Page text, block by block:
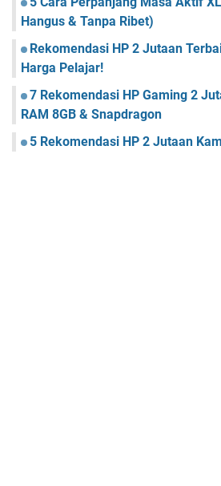
Hangus & Tanpa Ribet)
Rekomendasi HP 2 Jutaan
Harga Pelajar!
7 Rekomendasi HP Gaming 2
RAM 8GB & Snapdragon
5 Rekomendasi HP 2 Jutaan